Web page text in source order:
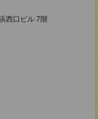
西口ビル 7階